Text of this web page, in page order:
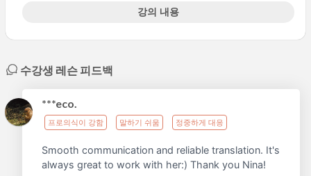
강의 내용
수강생 레슨 피드백
***eco.
프로의식이 강함 말하기 쉬움 정중하게 대응
Smooth communication and reliable translation. It's
always great to work with her:) Thank you Nina!